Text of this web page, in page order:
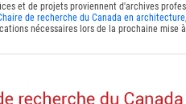
et de projets proviennent d'archives
de recherche du Canada en
nécessaires lors de la prochaine mise